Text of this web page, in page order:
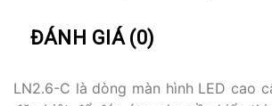
ĐÁNH GIÁ (0)
LN2.6-C là dòng màn hình LED cao